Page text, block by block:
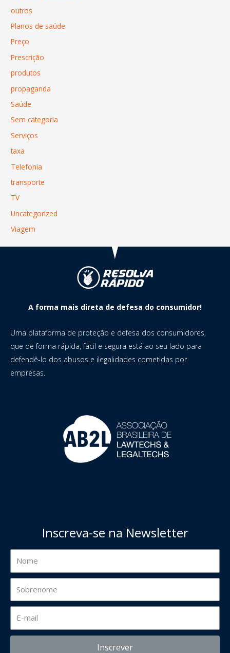
outros
Planos de saúde
Preço
Prescrição
produtos
propaganda
Saúde
Sem categoria
Serviços
taxa
Telefonia
transporte
TV
Uncategorized
Viagem
A forma mais direta de defesa do consumidor!
Uma plataforma de proteção e defesa dos consumidores,
que de forma rápida, fácil e segura está ao seu lado para
defendê-lo dos abusos e ilegalidades cometidas por
empresas.
Inscreva-se na Newsletter
Inscrever